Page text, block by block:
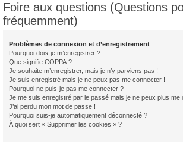
Foire aux questions (Questions
fréquemment)
Problèmes de connexion et d’enregistrement
Pourquoi dois-je m’enregistrer ?
Que signifie COPPA ?
Je souhaite m’enregistrer, mais je n’y parviens pas !
Je suis enregistré mais je ne peux pas me connecter !
Pourquoi ne puis-je pas me connecter ?
Je me suis enregistré par le passé mais je ne peux plus me
J’ai perdu mon mot de passe !
Pourquoi suis-je automatiquement déconnecté ?
À quoi sert « Supprimer les cookies » ?